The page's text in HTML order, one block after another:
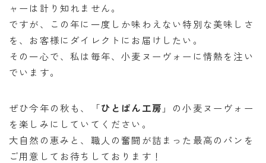
ャーは計り知れません。
ですが、この年に一度しか味わえない特別な美味しさ
を、お客様にダイレクトにお届けしたい。
その一心で、私は毎年、小麦ヌーヴォーに情熱を注い
でいます。
ぜひ今年の秋も、「ひとぱん工房 」の小麦ヌーヴォー
を楽しみにしていてください。
大自然の恵みと、職人の奮闘が詰まった最高のパンを
ご用意してお待ちしております！